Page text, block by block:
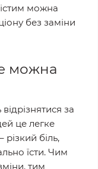
можна
без заміни
можна
за
це легке
різкий біль,
їсти. Чим
тим